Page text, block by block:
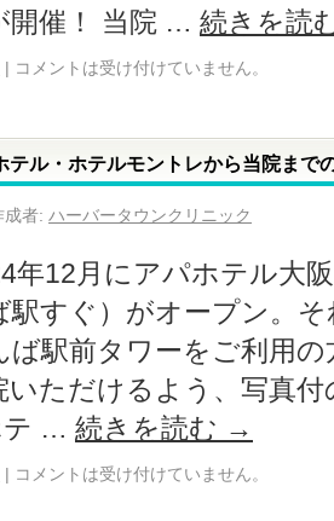
開催！ 当院 … 続きを読
| コメントは受け付けていません。
テル・ホテルモントレから当院まで
成者: ハーバータウンクリニック
年12月にアパホテル大
駅すぐ）がオープン。
ば駅前タワーをご利用
いただけるよう、写真
テ … 続きを読む →
| コメントは受け付けていません。